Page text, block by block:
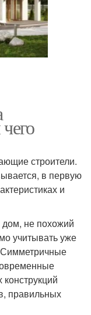
строители.
в первую
и
не похожий
учитывать уже
Симметричные
правильных